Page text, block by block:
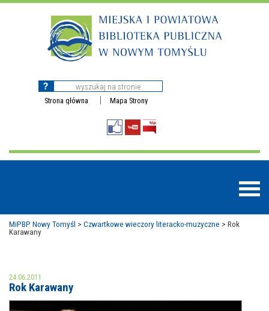
Strona główna Mapa Strony
MOJE KONTO
MiPBP Nowy Tomyśl > Czwartkowe wieczory literacko-muzyczne > Rok
Karawany
24.06.2011
Rok Karawany